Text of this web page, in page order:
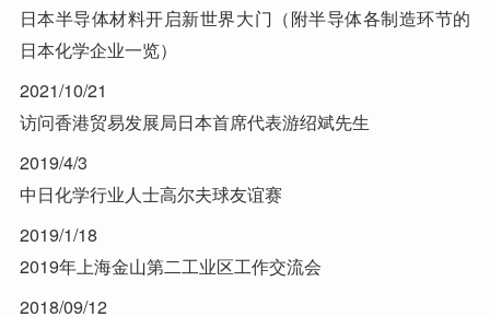
日本半导体材料开启新世界大门（附半导体各制造环节的
日本化学企业一览）
2021/10/21
访问香港贸易发展局日本首席代表游绍斌先生
2019/4/3
中日化学行业人士高尔夫球友谊赛
2019/1/18
2019年上海金山第二工业区工作交流会
2018/09/12